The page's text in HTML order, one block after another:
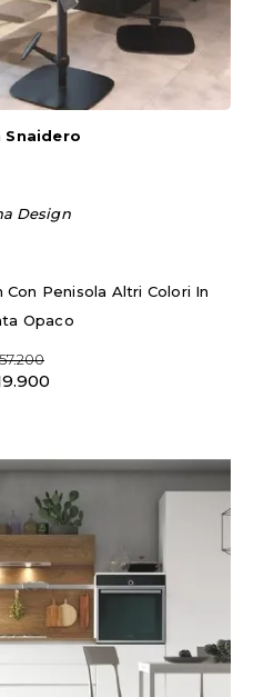
Snaidero
Design
Con Penisola Altri Colori In
Opaco